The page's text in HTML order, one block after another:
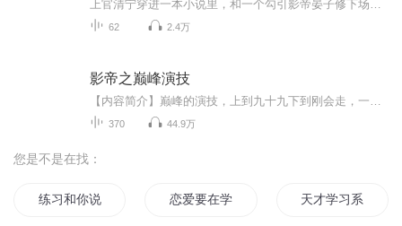
62 2.4万
影帝之巅峰演技
370 44.9万
您是不是在找：
练习和你说再见 恋爱要在学习之后 天才学习系统